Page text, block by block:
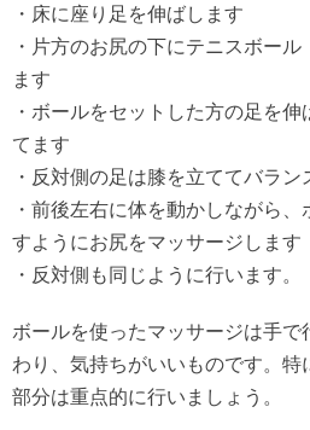
・床に座り足を伸ばします
・片方のお尻の下にテニスボー
ます
・ボールをセットした方の足を
てます
・反対側の足は膝を立ててバラン
・前後左右に体を動かしながら
すようにお尻をマッサージします
・反対側も同じように行います。
ボールを使ったマッサージは手
わり、気持ちがいいものです。特
部分は重点的に行いましょう。